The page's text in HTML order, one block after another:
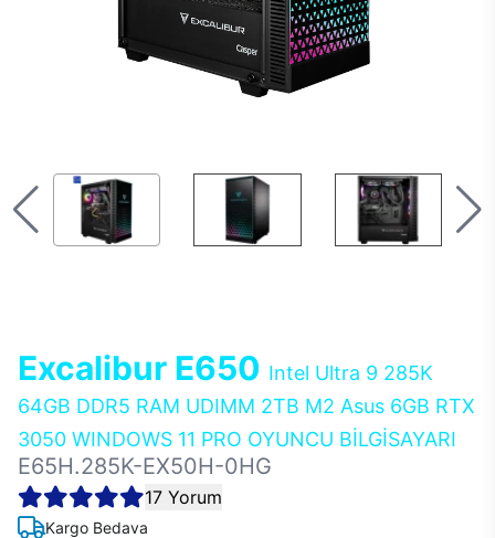
Excalibur E650 Intel Ultra 9 285K
64GB DDR5 RAM UDIMM 2TB M2 Asus 6GB RTX
3050 WINDOWS 11 PRO OYUNCU BİLGİSAYARI
E65H.285K-EX50H-0HG
17 Yorum
Kargo Bedava